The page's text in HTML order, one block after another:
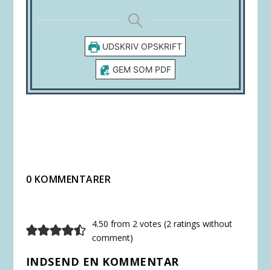
UDSKRIV OPSKRIFT
GEM SOM PDF
0 KOMMENTARER
4.50 from 2 votes (2 ratings without
comment)
INDSEND EN KOMMENTAR